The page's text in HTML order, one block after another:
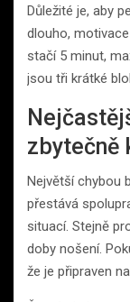
Důležité je, aby
dlouho,
stačí 5 minut,
jsou tři krátké
zbytečně
Největší chybou
přestává
situací. Stejně
doby nošení.
že je připraven